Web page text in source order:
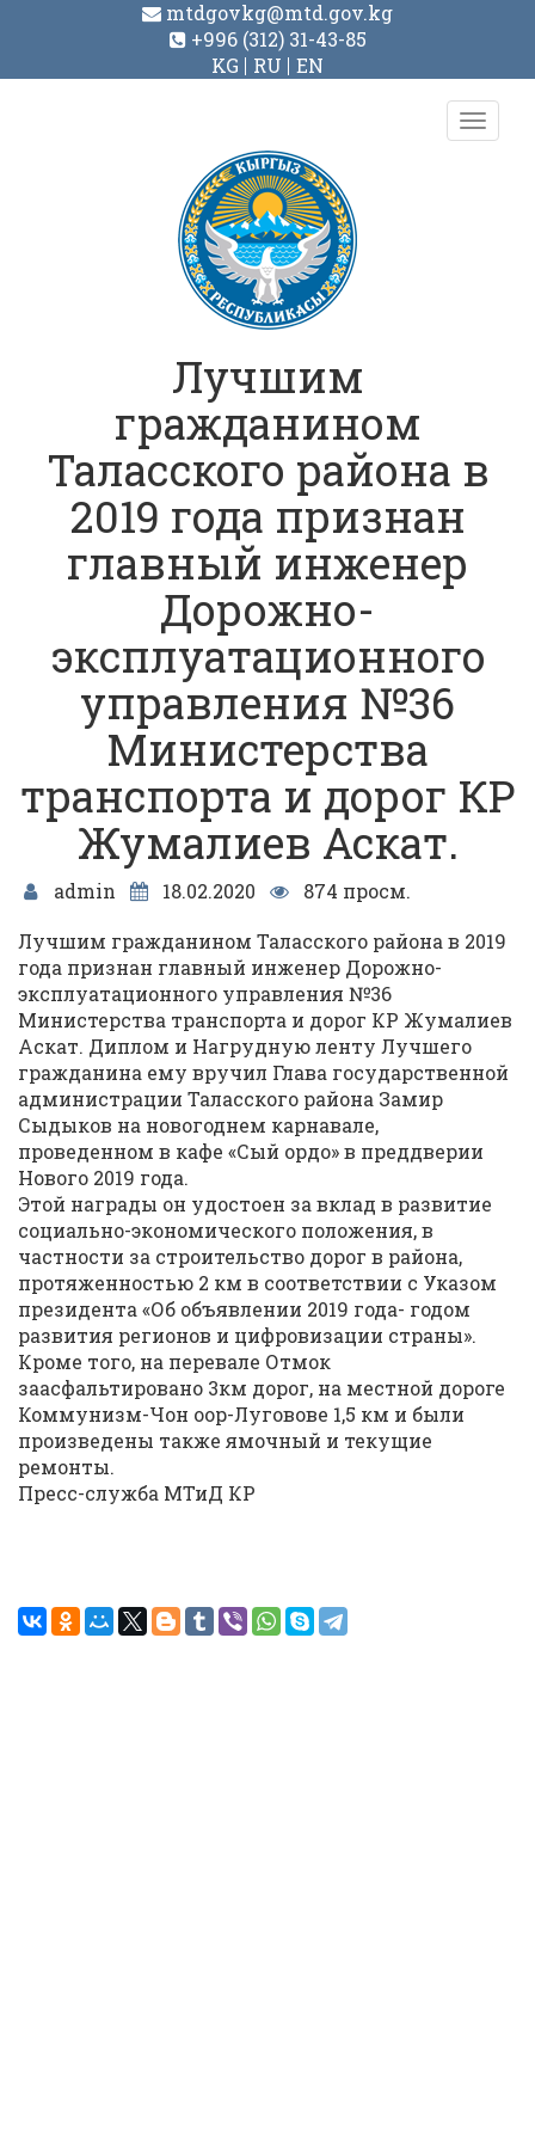
mtdgovkg@mtd.gov.kg
+996 (312) 31-43-85
KG
RU EN
Toggle
Лучшим
гражданином
Таласского района в
2019 года признан
главный инженер
Дорожно-
эксплуатационного
управления №36
Министерства
транспорта и дорог КР
Жумалиев Аскат.
admin 18.02.2020
874 просм.
Лучшим гражданином Таласского района в 2019
года признан главный инженер Дорожно-
эксплуатационного управления №36
Министерства транспорта и дорог КР Жумалиев
Аскат. Диплом и Нагрудную ленту Лучшего
гражданина ему вручил Глава государственной
администрации Таласского района Замир
Сыдыков на новогоднем карнавале,
проведенном в кафе «Сый ордо» в преддверии
Нового 2019 года.
Этой награды он удостоен за вклад в развитие
социально-экономического положения, в
частности за строительство дорог в района,
протяженностью 2 км в соответствии с Указом
президента «Об объявлении 2019 года- годом
развития регионов и цифровизации страны».
Кроме того, на перевале Отмок
заасфальтировано 3км дорог, на местной дороге
Коммунизм-Чон оор-Луговове 1,5 км и были
произведены также ямочный и текущие
ремонты.
Пресс-служба МТиД КР